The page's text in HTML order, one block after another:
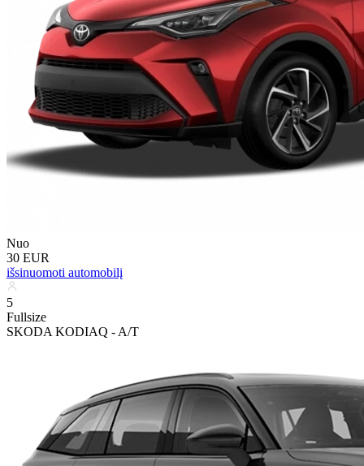
Nuo
30 EUR
išsinuomoti automobilį
5
Fullsize
SKODA KODIAQ - A/T